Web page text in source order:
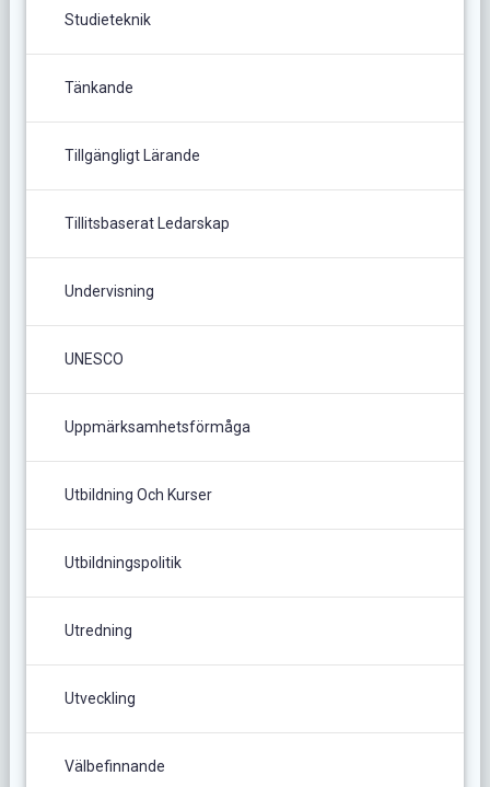
Studieteknik
Tänkande
Tillgängligt Lärande
Tillitsbaserat Ledarskap
Undervisning
UNESCO
Uppmärksamhetsförmåga
Utbildning Och Kurser
Utbildningspolitik
Utredning
Utveckling
Välbefinnande